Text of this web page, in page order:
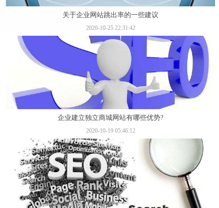
关于企业网站跳出率的一些建议
2020-10-25 22:31:42
企业建立独立商城网站有哪些优势?
2020-10-19 05:46:12